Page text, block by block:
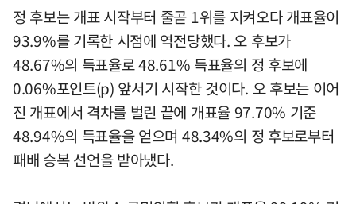
정 후보는 개표 시작부터 줄곧 1위를 지켜오다 개표율이
93.9%를 기록한 시점에 역전당했다. 오 후보가
48.67%의 득표율로 48.61% 득표율의 정 후보에
0.06%포인트(p) 앞서기 시작한 것이다. 오 후보는 이어
진 개표에서 격차를 벌린 끝에 개표율 97.70% 기준
48.94%의 득표율을 얻으며 48.34%의 정 후보로부터
패배 승복 선언을 받아냈다.